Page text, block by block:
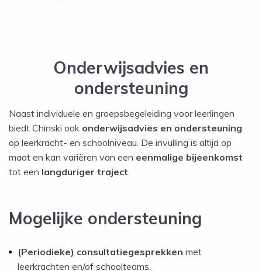
Onderwijsadvies en
ondersteuning
Naast individuele en groepsbegeleiding voor leerlingen
biedt Chinski ook onderwijsadvies en ondersteuning
op leerkracht- en schoolniveau. De invulling is altijd op
maat en kan variëren van een eenmalige bijeenkomst
tot een langduriger traject
Mogelijke ondersteuning
(Periodieke) consultatiegesprekken met
leerkrachten en/of schoolteams.